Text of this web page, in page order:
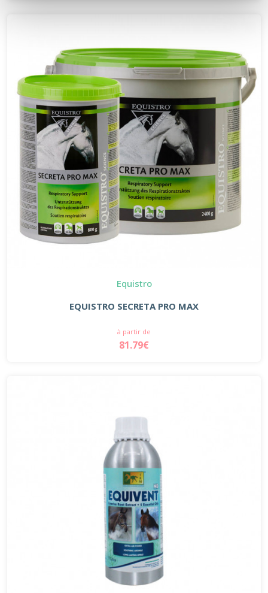
Equistro
EQUISTRO SECRETA PRO MAX
à partir de
81.79€